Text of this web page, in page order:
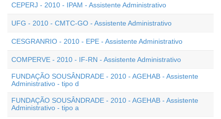
CEPERJ - 2010 - IPAM - Assistente Administrativo
UFG - 2010 - CMTC-GO - Assistente Administrativo
CESGRANRIO - 2010 - EPE - Assistente Administrativo
COMPERVE - 2010 - IF-RN - Assistente Administrativo
FUNDAÇÃO SOUSÂNDRADE - 2010 - AGEHAB - Assistente
Administrativo - tipo d
FUNDAÇÃO SOUSÂNDRADE - 2010 - AGEHAB - Assistente
Administrativo - tipo a